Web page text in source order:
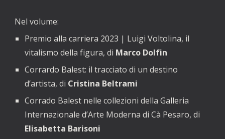
Nel volume:
Premio alla carriera 2023 | Luigi Voltolina, il
vitalismo della figura, di Marco Dolfin
Corrardo Balest: il tracciato di un destino
d’artista, di Cristina Beltrami
Corrado Balest nelle collezioni della Galleria
Internazionale d’Arte Moderna di Cà Pesaro, di
Elisabetta Barisoni